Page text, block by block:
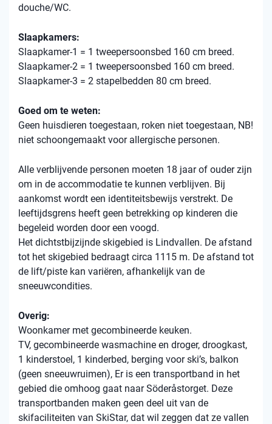
douche/WC.
Slaapkamers:
Slaapkamer-1 = 1 tweepersoonsbed 160 cm breed.
Slaapkamer-2 = 1 tweepersoonsbed 160 cm breed.
Slaapkamer-3 = 2 stapelbedden 80 cm breed.
Goed om te weten:
Geen huisdieren toegestaan, roken niet toegestaan, NB!
niet schoongemaakt voor allergische personen.
Alle verblijvende personen moeten 18 jaar of ouder zijn
om in de accommodatie te kunnen verblijven. Bij
aankomst wordt een identiteitsbewijs verstrekt. De
leeftijdsgrens heeft geen betrekking op kinderen die
begeleid worden door een voogd.
Het dichtstbijzijnde skigebied is Lindvallen. De afstand
tot het skigebied bedraagt ​​circa 1115 m. De afstand tot
de lift/piste kan variëren, afhankelijk van de
sneeuwcondities.
Overig:
Woonkamer met gecombineerde keuken.
TV, gecombineerde wasmachine en droger, droogkast,
1 kinderstoel, 1 kinderbed, berging voor ski’s, balkon
(geen sneeuwruimen), Er is een transportband in het
gebied die omhoog gaat naar Söderåstorget. Deze
transportbanden maken geen deel uit van de
skifaciliteiten van SkiStar, dat wil zeggen dat ze vallen